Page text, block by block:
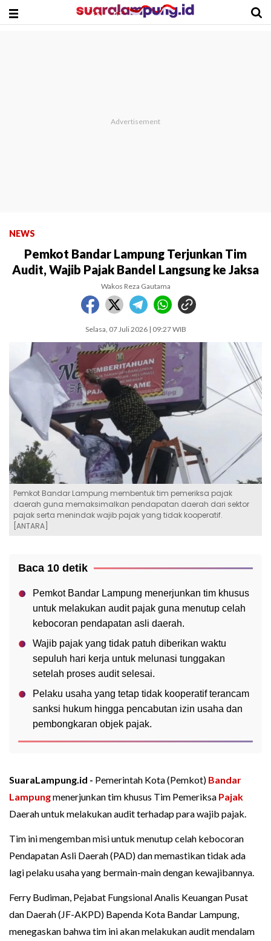
NEWS
Pemkot Bandar Lampung Terjunkan Tim
Audit, Wajib Pajak Bandel Langsung ke Jaksa
Wakos Reza Gautama
Selasa, 07 Juli 2026 | 09:27 WIB
Pemkot Bandar Lampung membentuk tim pemeriksa pajak
daerah guna memaksimalkan pendapatan daerah dari sektor
pajak serta menindak wajib pajak yang tidak kooperatif.
[ANTARA]
Baca 10 detik
Pemkot Bandar Lampung menerjunkan tim khusus
untuk melakukan audit pajak guna menutup celah
kebocoran pendapatan asli daerah.
Wajib pajak yang tidak patuh diberikan waktu
sepuluh hari kerja untuk melunasi tunggakan
setelah proses audit selesai.
Pelaku usaha yang tetap tidak kooperatif terancam
sanksi hukum hingga pencabutan izin usaha dan
pembongkaran objek pajak.
SuaraLampung.id - Pemerintah Kota (Pemkot) Bandar
Lampungmenerjunkan tim khusus Tim Pemeriksa Pajak
Daerah untuk melakukan audit terhadap para wajib pajak.
Tim ini mengemban misi untuk menutup celah kebocoran
Pendapatan Asli Daerah (PAD) dan memastikan tidak ada
lagi pelaku usaha yang bermain-main dengan kewajibannya.
Ferry Budiman, Pejabat Fungsional Analis Keuangan Pusat
dan Daerah (JF-AKPD) Bapenda Kota Bandar Lampung,
menegaskan bahwa tim ini akan melakukan audit mendalam